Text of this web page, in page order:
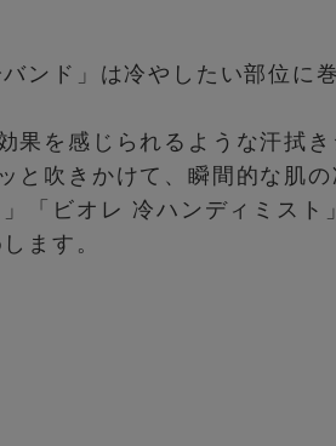
ンド」は冷やしたい部位に
果を感じられるような汗拭き
と吹きかけて、瞬間的な肌
「ビオレ 冷ハンディミス
ます。